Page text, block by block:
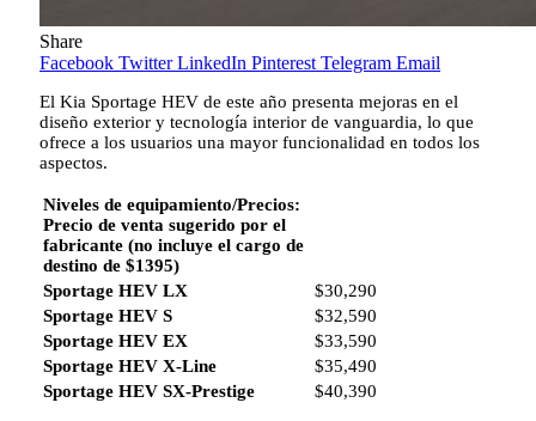
Share
Facebook Twitter LinkedIn Pinterest Telegram Email
El Kia Sportage HEV de este año presenta mejoras en el
diseño exterior y tecnología interior de vanguardia, lo que
ofrece a los usuarios una mayor funcionalidad en todos los
aspectos.
Niveles de equipamiento/Precios:
Precio de venta sugerido por el
fabricante (no incluye el cargo de
destino de $1395)
Sportage HEV LX
$30,290
Sportage HEV S
$32,590
Sportage HEV EX
$33,590
Sportage HEV X-Line
$35,490
Sportage HEV SX-Prestige
$40,390